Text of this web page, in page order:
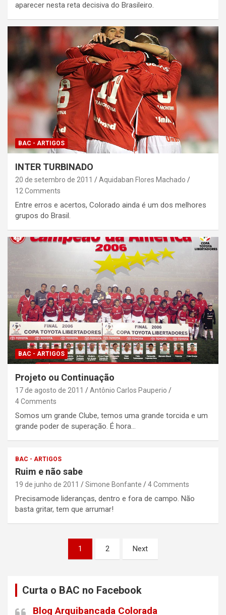
aparecer nesta reta decisiva do Brasileiro.
BAC - ARTIGOS
INTER TURBINADO
20 de setembro de 2011
Aquidaban Flores Machado
12 Comments
Entre erros e acertos, Colorado ainda é um dos melhores
grupos do Brasil.
BAC - ARTIGOS
Projeto ou Continuação
17 de agosto de 2011
Antônio Carlos Pauperio
4 Comments
Somos um grande Clube, temos uma grande torcida e um
grande poder de superação. É hora…
BAC - ARTIGOS
Ruim e não sabe
19 de junho de 2011 Simone Bonfante 4 Comments
Precisamode lideranças, dentro e fora de campo. Não
basta gritar, tem que arrumar!
1 2 Next
Curta o BAC no Facebook
Blog Arquibancada Colorada